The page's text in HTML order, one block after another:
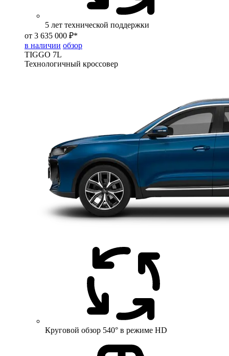
5 лет технической поддержки
от 3 635 000 ₽*
в наличии обзор
TIGGO 7L
Технологичный кроссовер
Круговой обзор 540° в режиме HD